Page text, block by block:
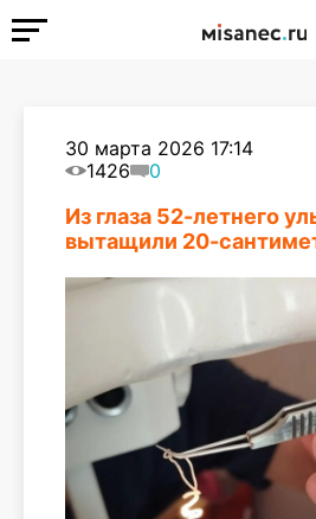
30 марта 2026 17:14
1426
0
Из глаза 52-летнего
вытащили 20-